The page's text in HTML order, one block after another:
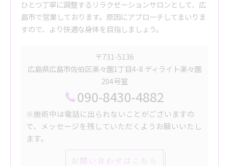
ひとつ丁寧に調整するリラクゼーションサロンとして、広
島市で営業しております。原因にアプローチしてまいりま
すので、より快適な身体を目指しましょう。
〒731-5136
広島県広島市佐伯区楽々園1丁目4-8 ディライト楽々園
204号室
090-8430-4882
※施術中は電話に出られないことがございますの
で、メッセージを残していただくようお願いいたし
ます。
お問い合わせはこちら